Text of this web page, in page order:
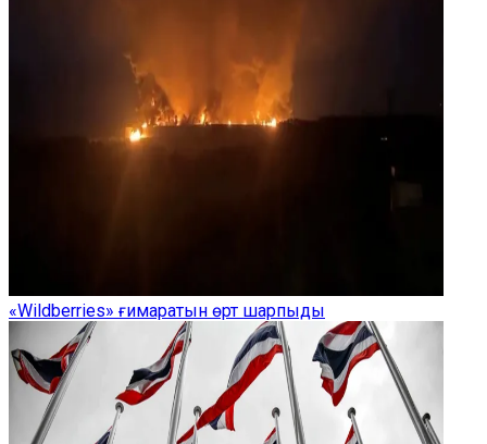
«Wildberries» ғимаратын өрт шарпыды